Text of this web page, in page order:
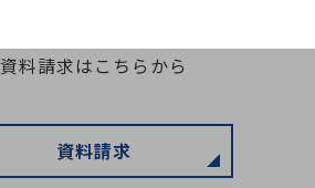
資料請求はこちらから
資料請求